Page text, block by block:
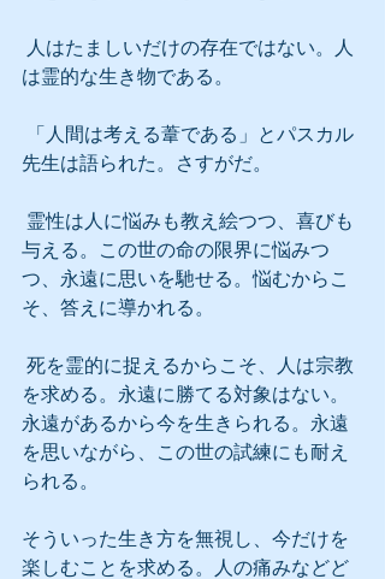
は霊的な生き物である。
先生は語られた。さすがだ。
与える。この世の命の限界に悩みつ
つ、永遠に思いを馳せる。悩むからこ
そ、答えに導かれる。
を求める。永遠に勝てる対象はない。
永遠があるから今を生きられる。永遠
を思いながら、この世の試練にも耐え
られる。
そういった生き方を無視し、今だけを
楽しむことを求める。人の痛みなどど